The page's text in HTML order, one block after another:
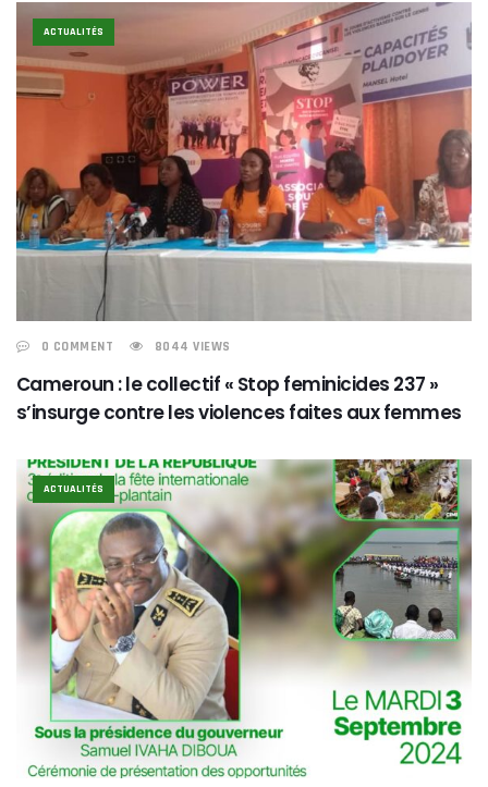
ACTUALITÉS
0 COMMENT 8044 VIEWS
Cameroun : le collectif « Stop feminicides 237 »
s’insurge contre les violences faites aux femmes
ACTUALITÉS